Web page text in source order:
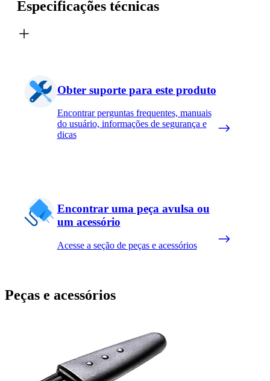
Especificações técnicas
Obter suporte para este produto
Encontrar perguntas frequentes, manuais
do usuário, informações de segurança e
dicas
Encontrar uma peça avulsa ou
um acessório
Acesse a seção de peças e acessórios
Peças e acessórios